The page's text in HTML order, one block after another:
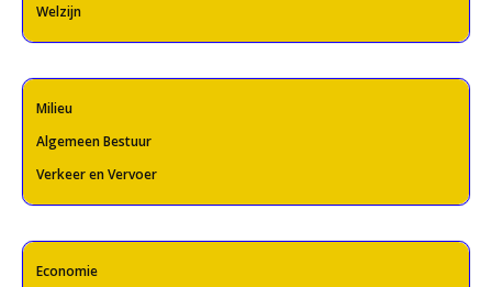
Welzijn
Milieu
Algemeen Bestuur
Verkeer en Vervoer
Economie